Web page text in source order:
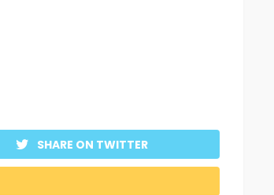
SHARE ON TWITTER